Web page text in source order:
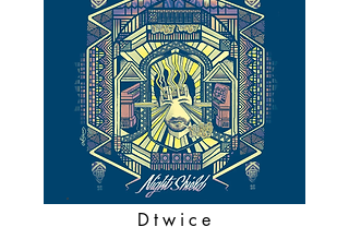
Dtwice